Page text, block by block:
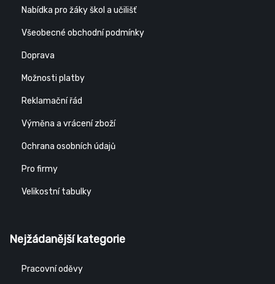
Nabídka pro žáky škol a učilišť
Všeobecné obchodní podmínky
Doprava
Možnosti platby
Reklamační řád
Výměna a vrácení zboží
Ochrana osobních údajů
Pro firmy
Velikostní tabulky
Nejžádanější kategorie
Pracovní oděvy